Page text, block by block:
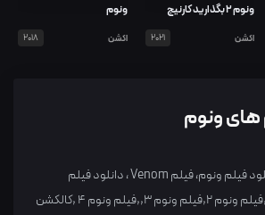
ونوم 2 بگذارید کارنیج
بیاید
اکشن 2021
ونوم
اکشن 2018
های ونوم
ونوم ، فیلم ونوم، دانلود فیلم ونوم، فیلم Venom ، دانلود فیلم
Venom ,فیلم ونوم 1,فیلم ونوم 2,فیلم ونوم 3,,فیلم ونوم 4 ,کالکشن